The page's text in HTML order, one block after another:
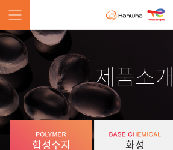
제품소개
합성수지 화성